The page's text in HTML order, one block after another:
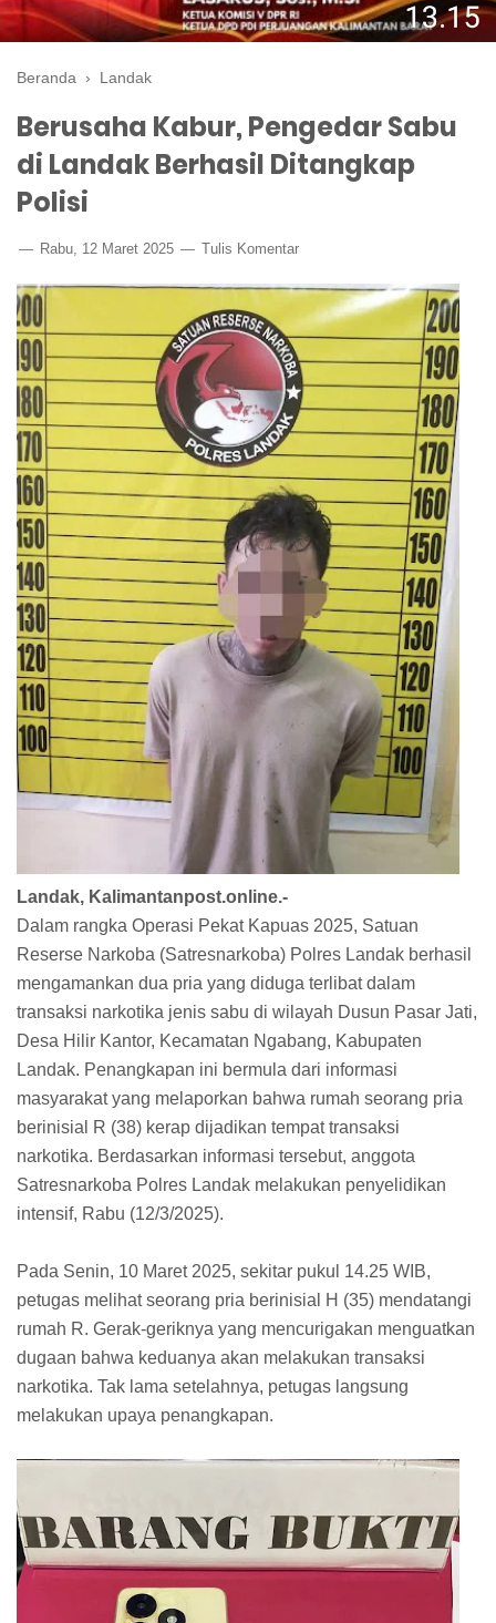
Beranda › Landak
Berusaha Kabur, Pengedar Sabu
di Landak Berhasil Ditangkap
Polisi
Rabu, 12 Maret 2025 Tulis Komentar
Landak, Kalimantanpost.online.-
Dalam rangka Operasi Pekat Kapuas 2025, Satuan
Reserse Narkoba (Satresnarkoba) Polres Landak berhasil
mengamankan dua pria yang diduga terlibat dalam
transaksi narkotika jenis sabu di wilayah Dusun Pasar Jati,
Desa Hilir Kantor, Kecamatan Ngabang, Kabupaten
Landak. Penangkapan ini bermula dari informasi
masyarakat yang melaporkan bahwa rumah seorang pria
berinisial R (38) kerap dijadikan tempat transaksi
narkotika. Berdasarkan informasi tersebut, anggota
Satresnarkoba Polres Landak melakukan penyelidikan
intensif, Rabu (12/3/2025).
Pada Senin, 10 Maret 2025, sekitar pukul 14.25 WIB,
petugas melihat seorang pria berinisial H (35) mendatangi
rumah R. Gerak-geriknya yang mencurigakan menguatkan
dugaan bahwa keduanya akan melakukan transaksi
narkotika. Tak lama setelahnya, petugas langsung
melakukan upaya penangkapan.